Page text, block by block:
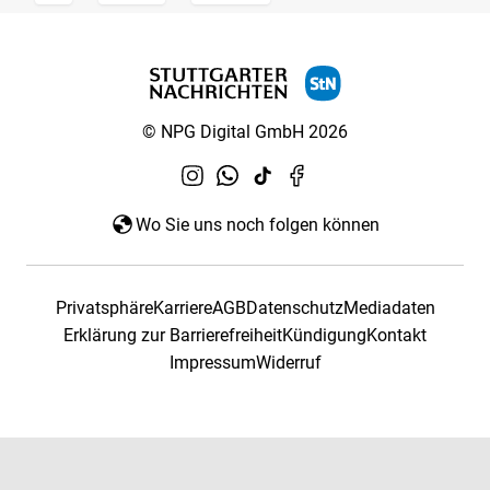
© NPG Digital GmbH 2026
Wo Sie uns noch folgen können
PrivatsphäreKarriereAGBDatenschutzMediadaten
Erklärung zur BarrierefreiheitKündigungKontakt
ImpressumWiderruf